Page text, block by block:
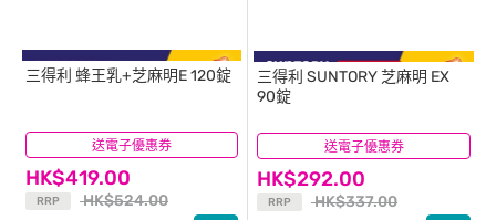
送電子優惠券
三得利 蜂王乳+芝麻明E 120錠
HK$419.00
RRP HK$524.00
(3) 送電子優惠券
三得利 SUNTORY 芝麻明 EX
90錠
HK$292.00
RRP HK$337.00
(9)